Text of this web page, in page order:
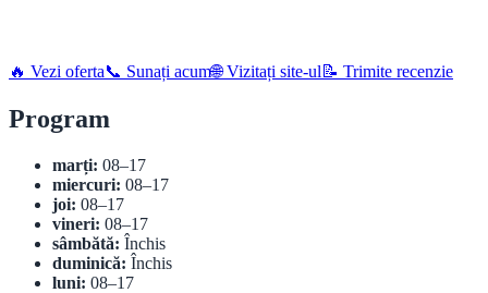
🔥 Vezi oferta📞 Sunați acum🌐 Vizitați site-ul 📝 Trimite recenzie
Program
marți: 08–17
miercuri: 08–17
joi: 08–17
vineri: 08–17
sâmbătă: Închis
duminică: Închis
luni: 08–17